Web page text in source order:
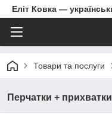
Еліт Ковка —
Товари та послуги
Перчатки +